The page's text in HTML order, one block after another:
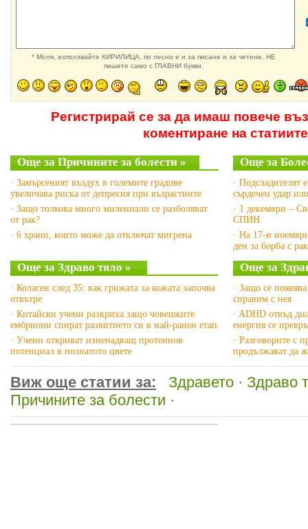
* Моля, използвайте КИРИЛИЦА, по лесно е и за писане и за четене. НЕ
пишете само с ГЛАВНИ букви.
Регистрирай се за да имаш повече
коментиране на статиите
Още за Причините за болести »
· Замърсеният въздух в големите градове
увеличава риска от депресия при възрастните
· Защо толкова много милениали се разболяват
от рак?
· 6 храни, които може да отключат мигрена
Още за
· Подсладителят
сърдечен удар
· 1 декември –
СПИН
· На 17-и
ден за борба с
Още за Здраво тяло »
· Колаген след 35: как грижата за кожата започва
отвътре
· Китайски учени разкриха защо човешките
ембриони спират развитието си в най-ранен етап
· Учени откриват изненадващ протеинов
потенциал в познатото цвете
Още за
· Защо се
справим с нея
· ADHD отвъд
енергия се
· Разговорите с
продължават да
Виж още статии за: Здравето · Здраво
Причините за болести ·